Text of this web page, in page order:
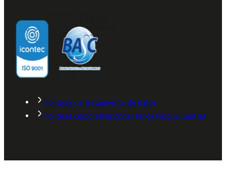
Políticas de tratamiento de datos
Políticas corporativa Zona Franca Parque Central